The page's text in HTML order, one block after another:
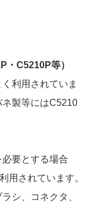
・C5210P等）
利用されていま
製等にはC5210
要とする場合
用されています。
シ、コネクタ、